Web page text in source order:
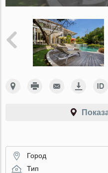
Город
Тип